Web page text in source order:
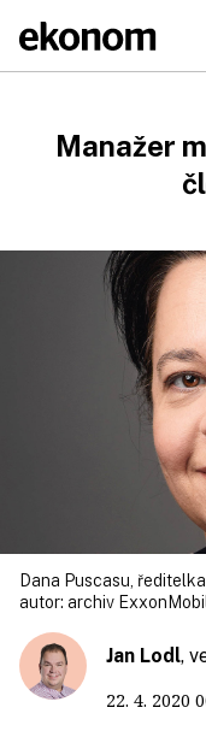
Manažer
Dana Puscasu,
autor: archiv
Jan Lodl,
22. 4. 2020